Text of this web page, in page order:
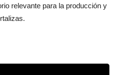
relevante para la producción y